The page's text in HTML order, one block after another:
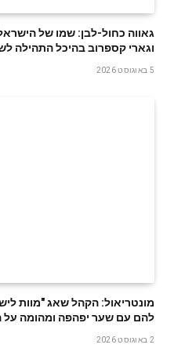
גאווה כחול-לבן: שמו של
וגארי קספרוב בהיכל התהילה
5 באוגוסט 2026
מונטריאול: הקהל שאג "מוות
להם עם שער יפהפה ומהומה על
2 באוגוסט 2026